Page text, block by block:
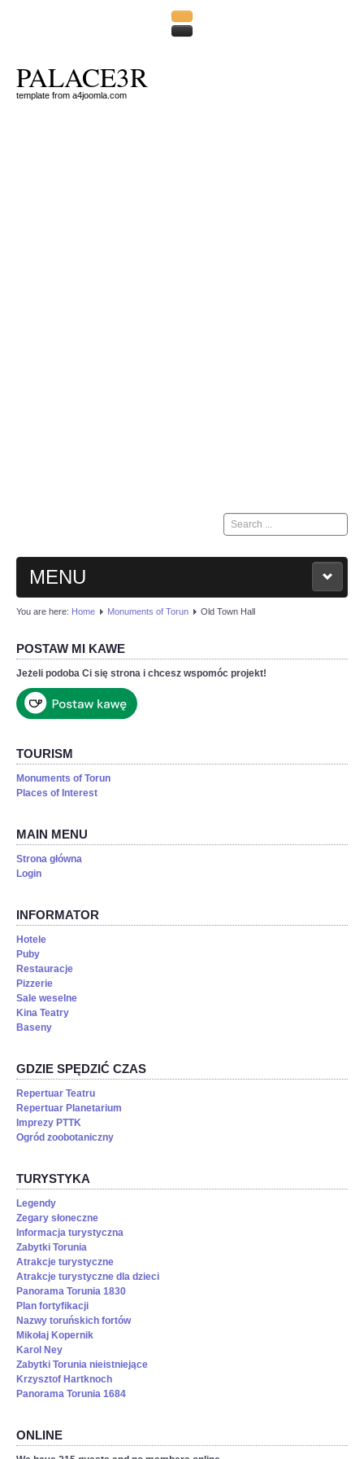
PALACE3R
template from a4joomla.com
Search
...
MENU
HOME
KONTAKT
You are here: Home Monuments of Torun Old Town Hall
POSTAW MI KAWE
Jeżeli podoba Ci się strona i chcesz wspomóc projekt!
TOURISM
Monuments of Torun
Places of Interest
MAIN MENU
Strona główna
Login
INFORMATOR
Hotele
Puby
Restauracje
Pizzerie
Sale weselne
Kina Teatry
Baseny
GDZIE SPĘDZIĆ CZAS
Repertuar Teatru
Repertuar Planetarium
Imprezy PTTK
Ogród zoobotaniczny
TURYSTYKA
Legendy
Zegary słoneczne
Informacja turystyczna
Zabytki Torunia
Atrakcje turystyczne
Atrakcje turystyczne dla dzieci
Panorama Torunia 1830
Plan fortyfikacji
Nazwy toruńskich fortów
Mikołaj Kopernik
Karol Ney
Zabytki Torunia nieistniejące
Krzysztof Hartknoch
Panorama Torunia 1684
ONLINE